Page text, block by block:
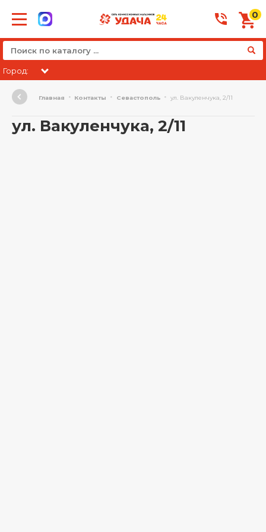
0
Город:
Главная Контакты Севастополь ул. Вакуленчука, 2/11
ул. Вакуленчука, 2/11